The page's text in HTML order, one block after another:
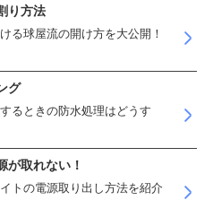
り方法
る球屋流の開け方を大公開！
グ
るときの防水処理はどうす
が取れない！
トの電源取り出し方法を紹介